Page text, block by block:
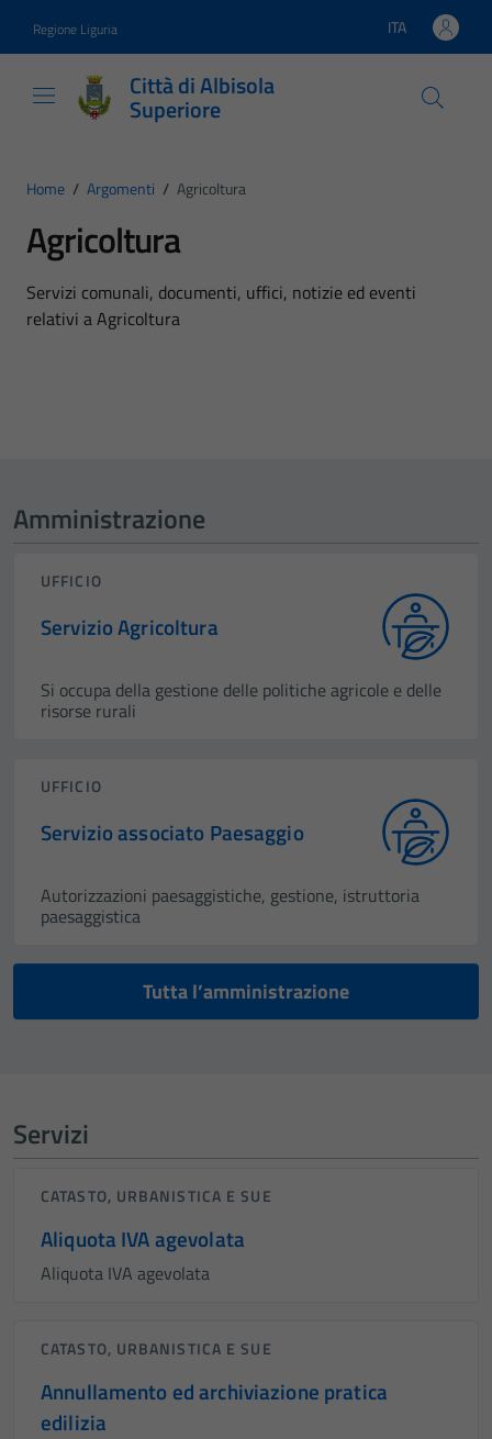
Regione Liguria Lingua attiva:
ITA
Città di Albisola
Superiore
Home / Argomenti / Agricoltura
Agricoltura
Dettagli dell'argomento
Servizi comunali, documenti, uffici, notizie ed eventi
relativi a Agricoltura
Amministrazione
UFFICIO
Servizio Agricoltura
Si occupa della gestione delle politiche agricole e delle
risorse rurali
UFFICIO
Servizio associato Paesaggio
Autorizzazioni paesaggistiche, gestione, istruttoria
paesaggistica
Tutta l’amministrazione
Servizi
CATASTO, URBANISTICA E SUE
Aliquota IVA agevolata
Aliquota IVA agevolata
CATASTO, URBANISTICA E SUE
Annullamento ed archiviazione pratica
edilizia